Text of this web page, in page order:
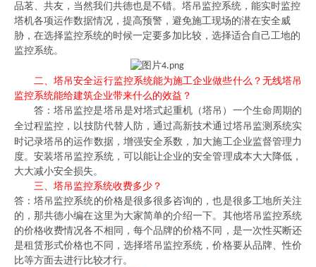
品茗、共友，当然我们共德也是不错。 塔吊监控系统，能实时监控
塔机各项运作数据情况，提高预警，避免施工现场的潜在安全威
胁 ， 在选择监控系统的时候一定要多加比较，选择适合自己工地的
监控系统。
二、塔吊安全运行监控系统能为施工企业做些什么？无线塔吊
监控系统能给建筑企业带来什么的效益？
答：塔吊监控是塔吊是对塔式起重机 （塔吊） 一个生命周期的
全过程监控 ，以技防代替人防，通过高新技术通过塔吊监测系统实
时记录塔吊的运作数据，增强安全系数，加大施工企业监督管理力
度。安装塔吊监控系统，可以能让企业的安全管理成本大大降低，
大大减小安全损失。
三、 塔吊监控系统收费多少？
答：塔吊监控系统的价格是很多很多咨询的，也是很多工地所关注
的，那共德小编在这里为大家简单的介绍一下。其他塔吊监控系统
的价格收费情况各不相同，每个品牌的价格不同，是一次性买断还
是租赁形式价格也不同，选择塔吊监控系统，价格要从品牌、性价
比等方面去进行比较才行。